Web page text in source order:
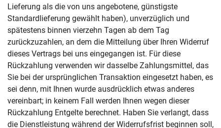
Lieferung als die von uns angebotene, günstigste
Standardlieferung gewählt haben), unverzüglich und
spätestens binnen vierzehn Tagen ab dem Tag
zurückzuzahlen, an dem die Mitteilung über Ihren Widerruf
dieses Vertrags bei uns eingegangen ist. Für diese
Rückzahlung verwenden wir dasselbe Zahlungsmittel, das
Sie bei der ursprünglichen Transaktion eingesetzt haben, es
sei denn, mit Ihnen wurde ausdrücklich etwas anderes
vereinbart; in keinem Fall werden Ihnen wegen dieser
Rückzahlung Entgelte berechnet. Haben Sie verlangt, dass
die Dienstleistung während der Widerrufsfrist beginnen soll,